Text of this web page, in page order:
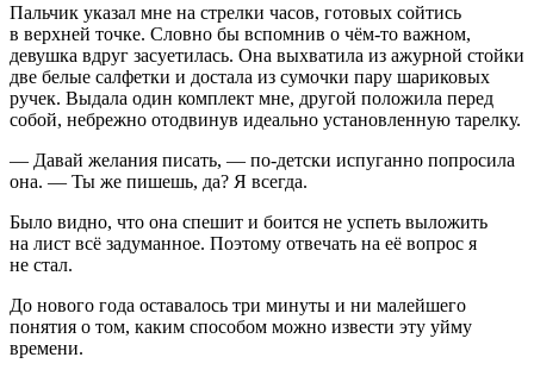
Пальчик указал мне на стрелки часов, готовых сойтись
в верхней точке. Словно бы вспомнив о чём-то важном,
девушка вдруг засуетилась. Она выхватила из ажурной стойки
две белые салфетки и достала из сумочки пару шариковых
ручек. Выдала один комплект мне, другой положила перед
собой, небрежно отодвинув идеально установленную тарелку.
— Давай желания писать, — по-детски испуганно попросила
она. — Ты же пишешь, да? Я всегда.
Было видно, что она спешит и боится не успеть выложить
на лист всё задуманное. Поэтому отвечать на её вопрос я
не стал.
До нового года оставалось три минуты и ни малейшего
понятия о том, каким способом можно извести эту уйму
времени.